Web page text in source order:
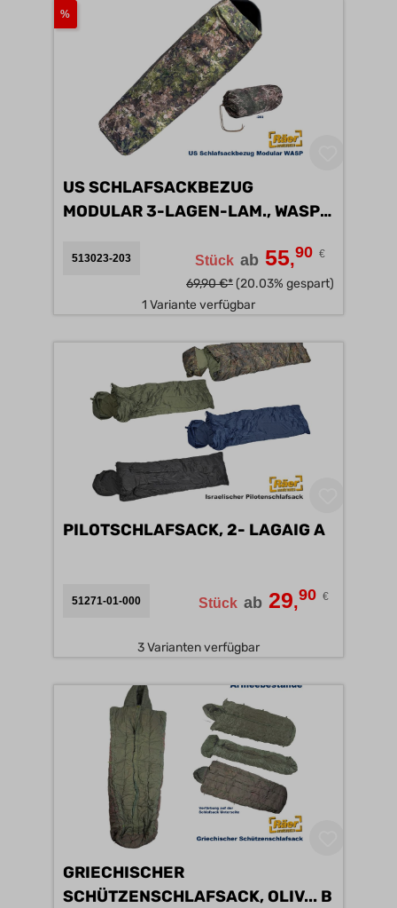
%
US SCHLAFSACKBEZUG
MODULAR 3-LAGEN-LAM., WASP
513023-203 Stück ab 55,90 €
69,90 €*(20.03% gespart)
1 Variante verfügbar
PILOTSCHLAFSACK, 2- LAGAIG A
51271-01-000 Stück ab 29,90 €
3 Varianten verfügbar
GRIECHISCHER
SCHÜTZENSCHLAFSACK, OLIV... B